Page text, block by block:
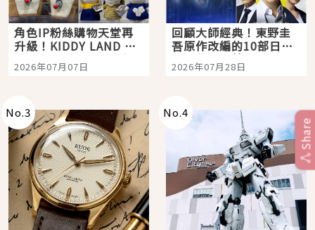
角色IP粉絲購物天堂再
升級！KIDDY LAND 原
宿店吉伊卡哇迎客，新
開幕 OMOKADO 店3分
2026年07月07日
回顧大師經典！東野圭
吾原作改編的10部日本
影視作品推薦
2026年07月28日
No.3 No.4
Share